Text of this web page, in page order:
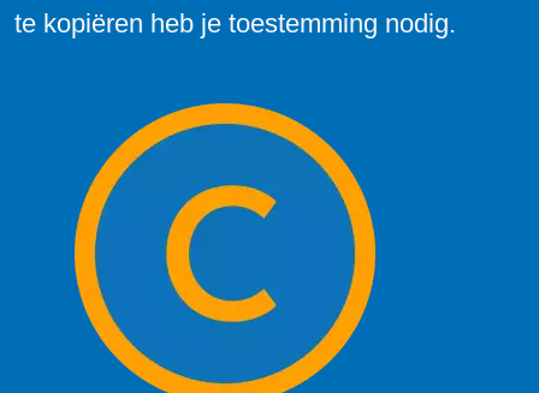
te kopiëren heb je toestemming nodig.